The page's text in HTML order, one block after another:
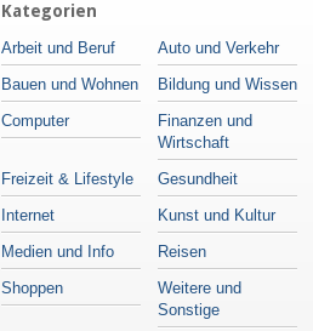
Kategorien
Arbeit und Beruf
Auto und Verkehr
Bauen und Wohnen
Bildung und Wissen
Computer
Finanzen und
Wirtschaft
Freizeit & Lifestyle
Gesundheit
Internet
Kunst und Kultur
Medien und Info
Reisen
Shoppen
Weitere und
Sonstige